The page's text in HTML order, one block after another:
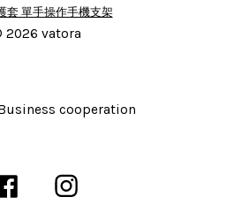
2026 vatora
cooperation
Facebook